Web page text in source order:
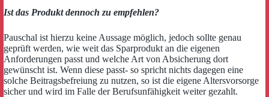
Ist das Produkt dennoch zu empfehlen?
Pauschal ist hierzu keine Aussage möglich, jedoch sollte genau
geprüft werden, wie weit das Sparprodukt an die eigenen
Anforderungen passt und welche Art von Absicherung dort
gewünscht ist. Wenn diese passt- so spricht nichts dagegen eine
solche Beitragsbefreiung zu nutzen, so ist die eigene Altersvorsorge
sicher und wird im Falle der Berufsunfähigkeit weiter gezahlt.